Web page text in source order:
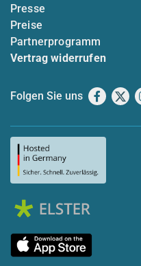
Presse
Preise
Partnerprogramm
Vertrag widerrufen
Folgen Sie uns X